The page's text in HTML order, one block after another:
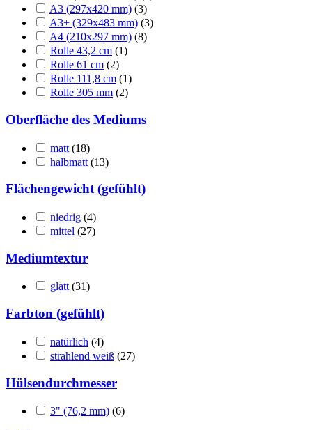
A3 (297x420 mm) (3)
A3+ (329x483 mm) (3)
A4 (210x297 mm) (8)
Rolle 43,2 cm (1)
Rolle 61 cm (2)
Rolle 111,8 cm (1)
Rolle 305 mm (2)
Oberfläche des Mediums
matt (18)
halbmatt (13)
Flächengewicht (gefühlt)
niedrig (4)
mittel (27)
Mediumtextur
glatt (31)
Farbton (gefühlt)
natürlich (4)
strahlend weiß (27)
Hülsendurchmesser
3" (76,2 mm) (6)